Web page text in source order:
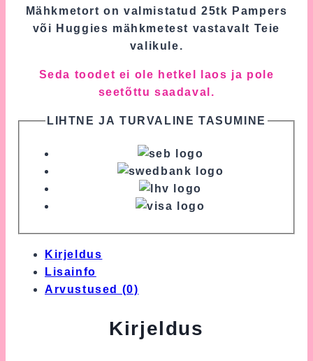
Mähkmetort on valmistatud 25tk Pampers
või Huggies mähkmetest vastavalt Teie
valikule.
Seda toodet ei ole hetkel laos ja pole
seetõttu saadaval.
LIHTNE JA TURVALINE TASUMINE
Kirjeldus
Lisainfo
Arvustused (0)
Kirjeldus